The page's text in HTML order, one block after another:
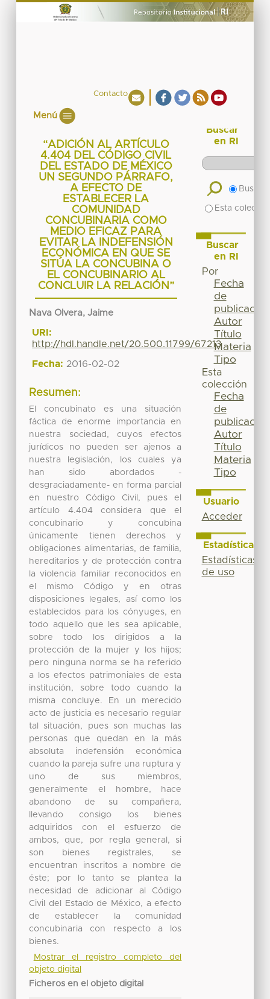
Contacto
Menú
“ADICIÓN AL ARTÍCULO
4.404 DEL CÓDIGO CIVIL
DEL ESTADO DE MÉXICO
UN SEGUNDO PÁRRAFO,
A EFECTO DE
ESTABLECER LA
COMUNIDAD
CONCUBINARIA COMO
MEDIO EFICAZ PARA
EVITAR LA INDEFENSIÓN
ECONÓMICA EN QUE SE
SITÚA LA CONCUBINA O
EL CONCUBINARIO AL
CONCLUIR LA RELACIÓN”
Nava Olvera, Jaime
URI:
http://hdl.handle.net/20.500.11799/67213
Fecha: 2016-02-02
Resumen:
El concubinato es una situación
fáctica de enorme importancia en
nuestra sociedad, cuyos efectos
jurídicos no pueden ser ajenos a
nuestra legislación, los cuales ya
han sido abordados -
desgraciadamente- en forma parcial
en nuestro Código Civil, pues el
artículo 4.404 considera que el
concubinario y concubina
únicamente tienen derechos y
obligaciones alimentarias, de familia,
hereditarios y de protección contra
la violencia familiar reconocidos en
el mismo Código y en otras
disposiciones legales, así como los
establecidos para los cónyuges, en
todo aquello que les sea aplicable,
sobre todo los dirigidos a la
protección de la mujer y los hijos;
pero ninguna norma se ha referido
a los efectos patrimoniales de esta
institución, sobre todo cuando la
misma concluye. En un merecido
acto de justicia es necesario regular
tal situación, pues son muchas las
personas que quedan en la más
absoluta indefensión económica
cuando la pareja sufre una ruptura y
uno de sus miembros,
generalmente el hombre, hace
abandono de su compañera,
llevando consigo los bienes
adquiridos con el esfuerzo de
ambos, que, por regla general, si
son bienes registrales, se
encuentran inscritos a nombre de
éste; por lo tanto se plantea la
necesidad de adicionar al Código
Civil del Estado de México, a efecto
de establecer la comunidad
concubinaria con respecto a los
bienes.
Mostrar el registro completo del
objeto digital
Ficheros en el objeto digital
Buscar
en RI
Buscar
Esta
Buscar
en RI
Por
Fecha
de
publicación
Autor
Título
Materia
Tipo
Esta
colección
Fecha
de
publicación
Autor
Título
Materia
Tipo
Usuario
Acceder
Estadísticas
Estadísticas
de uso